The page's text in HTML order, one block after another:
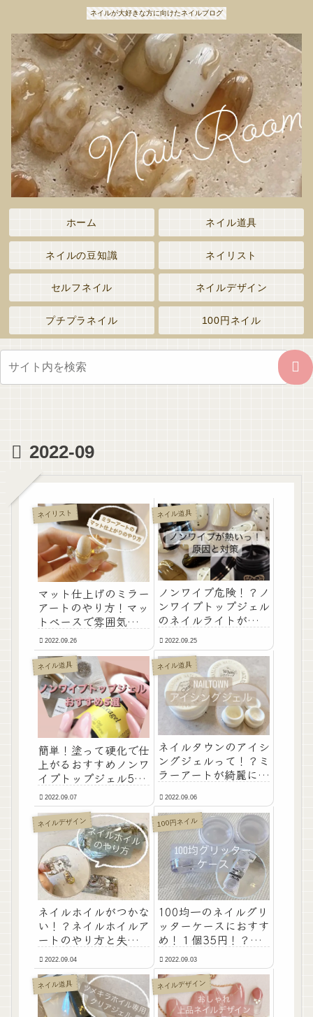
ネイルが大好きな方に向けたネイルブログ
ホーム ネイル道具
ネイルの豆知識 ネイリスト
セルフネイル ネイルデザイン
プチプラネイル 100円ネイル
2022-09
ネイリスト
マット仕上げのミラー
アートのやり方！マッ
トベースで雰囲気が変
わるおしゃれなアート
のやり方を紹介しま
す！
2022.09.26
ネイル道具
ノンワイプ危険！？ノ
ンワイプトップジェル
のネイルライトが熱す
ぎる！！硬化熱が感じ
やすいから注意が必
要！
2022.09.25
ネイル道具
簡単！塗って硬化で仕
上がるおすすめノンワ
イプトップジェル5
選！ノンワイプに迷っ
たらこれがおすすめ！
2022.09.07
ネイル道具
ネイルタウンのアイシ
ングジェルって！？ミ
ラーアートが綺麗に仕
シングジェル
NailTown
2022.09.06
ネイルデザイン
ネイルホイルがつかな
い！？ネイルホイルア
ートのやり方と失敗す
る理由！おすすめのホ
イル専用クリアジェル
も紹介します！
2022.09.04
100円ネイル
100均一のネイルグリ
ッターケースにおすす
め！１個35円！？セ
リアで購入クリアクリ
ームケース！
2022.09.03
ネイル道具 ネイルデザイン